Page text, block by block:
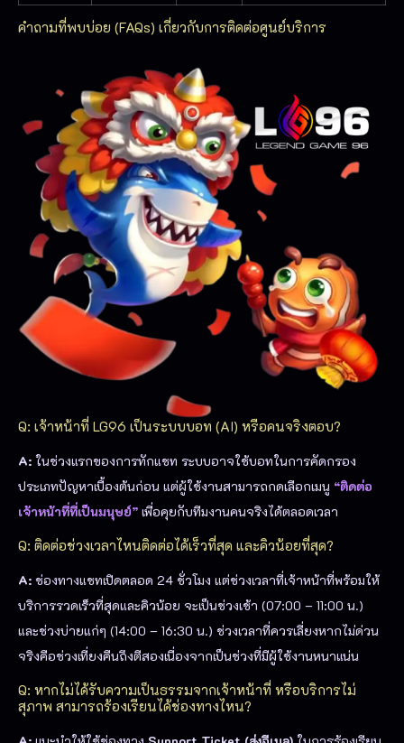
คำถามที่พบบ่อย (FAQs) เกี่ยวกับการติดต่อศูนย์บริการ
Q: เจ้าหน้าที่ LG96 เป็นระบบบอท (AI) หรือคนจริงตอบ?
A: ในช่วงแรกของการทักแชท ระบบอาจใช้บอทในการคัดกรอง
ประเภทปัญหาเบื้องต้นก่อน แต่ผู้ใช้งานสามารถกดเลือกเมนู “ติดต่อ
เจ้าหน้าที่ที่เป็นมนุษย์” เพื่อคุยกับทีมงานคนจริงได้ตลอดเวลา
Q: ติดต่อช่วงเวลาไหนติดต่อได้เร็วที่สุด และคิวน้อยที่สุด?
A: ช่องทางแชทเปิดตลอด 24 ชั่วโมง แต่ช่วงเวลาที่เจ้าหน้าที่พร้อมให้
บริการรวดเร็วที่สุดและคิวน้อย จะเป็นช่วงเช้า (07:00 – 11:00 น.)
และช่วงบ่ายแก่ๆ (14:00 – 16:30 น.) ช่วงเวลาที่ควรเลี่ยงหากไม่ด่วน
จริงคือช่วงเที่ยงคืนถึงตีสองเนื่องจากเป็นช่วงที่มีผู้ใช้งานหนาแน่น
Q: หากไม่ได้รับความเป็นธรรมจากเจ้าหน้าที่ หรือบริการไม่
สุภาพ สามารถร้องเรียนได้ช่องทางไหน?